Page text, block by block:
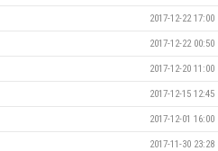
2017-12-22 17:00
2017-12-22 00:50
2017-12-20 11:00
2017-12-15 12:45
2017-12-01 16:00
2017-11-30 23:28